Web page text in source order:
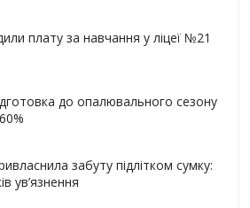
плату за навчання у ліцеї №21
до опалювального сезону
забуту підлітком сумку:
ув’язнення